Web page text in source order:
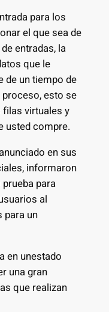
para los
el que sea de
entradas, la
que le
de un tiempo de
esto se
virtuales y
usted compre.
en sus
informaron
para
al
para un
en unestado
una gran
que realizan